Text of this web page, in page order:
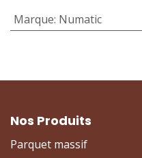
Marque: Numatic
Nos Produits
Parquet massif